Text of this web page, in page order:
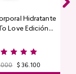
Hidratante
Love Edición
000 $ 36.100